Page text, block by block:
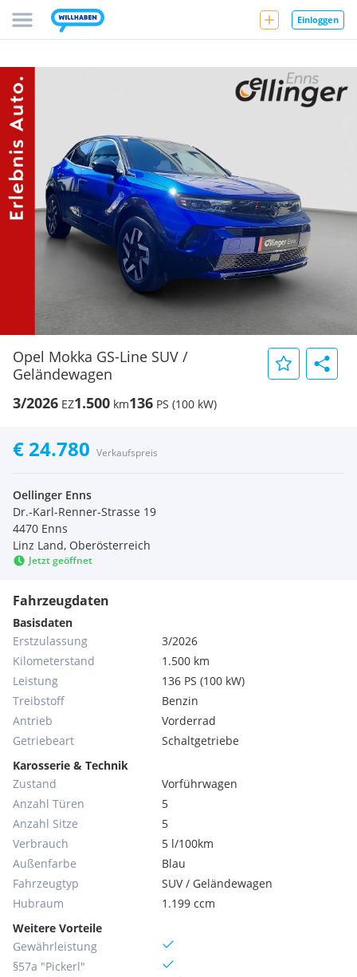
Einloggen
Opel Mokka GS-Line SUV /
Geländewagen
3/2026 EZ1.500 km136 PS (100 kW)
€ 24.780 Verkaufspreis
Oellinger Enns
Dr.-Karl-Renner-Strasse 19
4470 Enns
Linz Land, Oberösterreich
Jetzt geöffnet
Fahrzeugdaten
Basisdaten
Erstzulassung
3/2026
Kilometerstand
1.500 km
Leistung
136 PS (100 kW)
Treibstoff
Benzin
Antrieb
Vorderrad
Getriebeart
Schaltgetriebe
Karosserie & Technik
Zustand
Vorführwagen
Anzahl Türen
5
Anzahl Sitze
5
Verbrauch
5 l/100km
Außenfarbe
Blau
Fahrzeugtyp
SUV / Geländewagen
Hubraum
1.199 ccm
Weitere Vorteile
Gewährleistung
§57a "Pickerl"